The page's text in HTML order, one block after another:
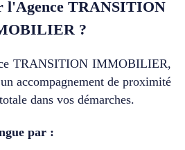
le
de
l'Agence TRANSITION
?
TRANSITION IMMOBILIER,
accompagnement de proximité
dans vos démarches.
par :